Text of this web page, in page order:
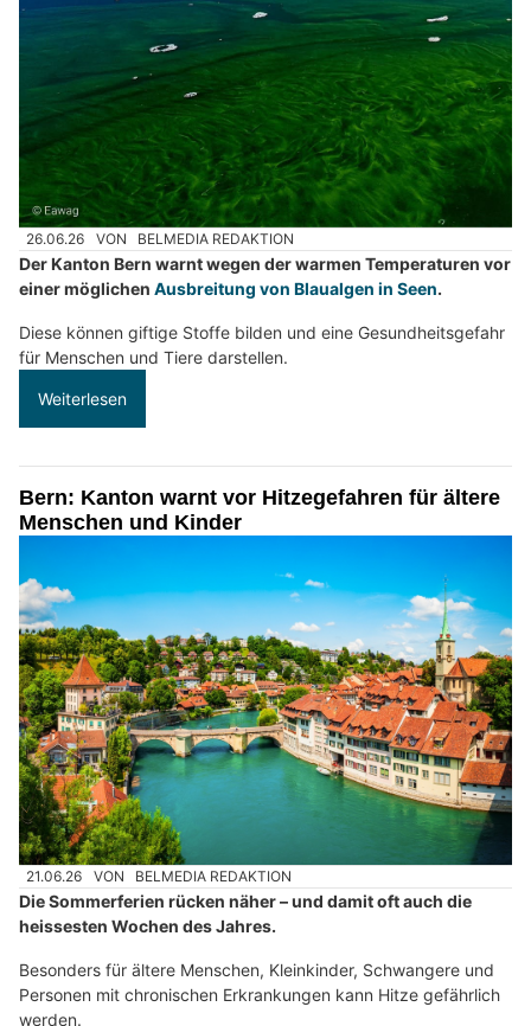
26.06.26 VON BELMEDIA REDAKTION
Der Kanton Bern warnt wegen der warmen Temperaturen vor
einer möglichen Ausbreitung von Blaualgen in Seen.
Diese können giftige Stoffe bilden und eine Gesundheitsgefahr
für Menschen und Tiere darstellen.
Weiterlesen
Bern: Kanton warnt vor Hitzegefahren für ältere
Menschen und Kinder
21.06.26 VON BELMEDIA REDAKTION
Die Sommerferien rücken näher – und damit oft auch die
heissesten Wochen des Jahres.
Besonders für ältere Menschen, Kleinkinder, Schwangere und
Personen mit chronischen Erkrankungen kann Hitze gefährlich
werden.